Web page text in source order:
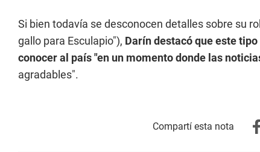
Si bien todavía se desconocen detalles sobre su
gallo para Esculapio"), Darín destacó que este
conocer al país "en un momento donde las
agradables".